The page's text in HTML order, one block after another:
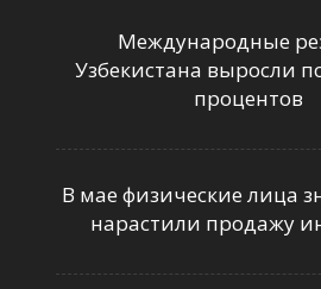
Международные
Узбекистана выросли
процентов
В мае физические лица
нарастили продажу